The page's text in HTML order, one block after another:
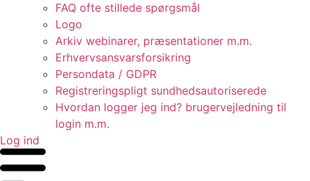
FAQ ofte stillede spørgsmål
Logo
Arkiv webinarer, præsentationer m.m.
Erhvervsansvarsforsikring
Persondata / GDPR
Registreringspligt sundhedsautoriserede
Hvordan logger jeg ind? brugervejledning til
login m.m.
Log ind